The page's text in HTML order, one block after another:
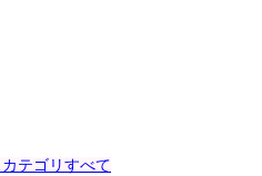
テゴリすべて